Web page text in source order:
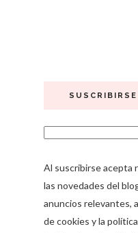
Al suscribirse acepta
las novedades del
anuncios relevantes,
de cookies y la